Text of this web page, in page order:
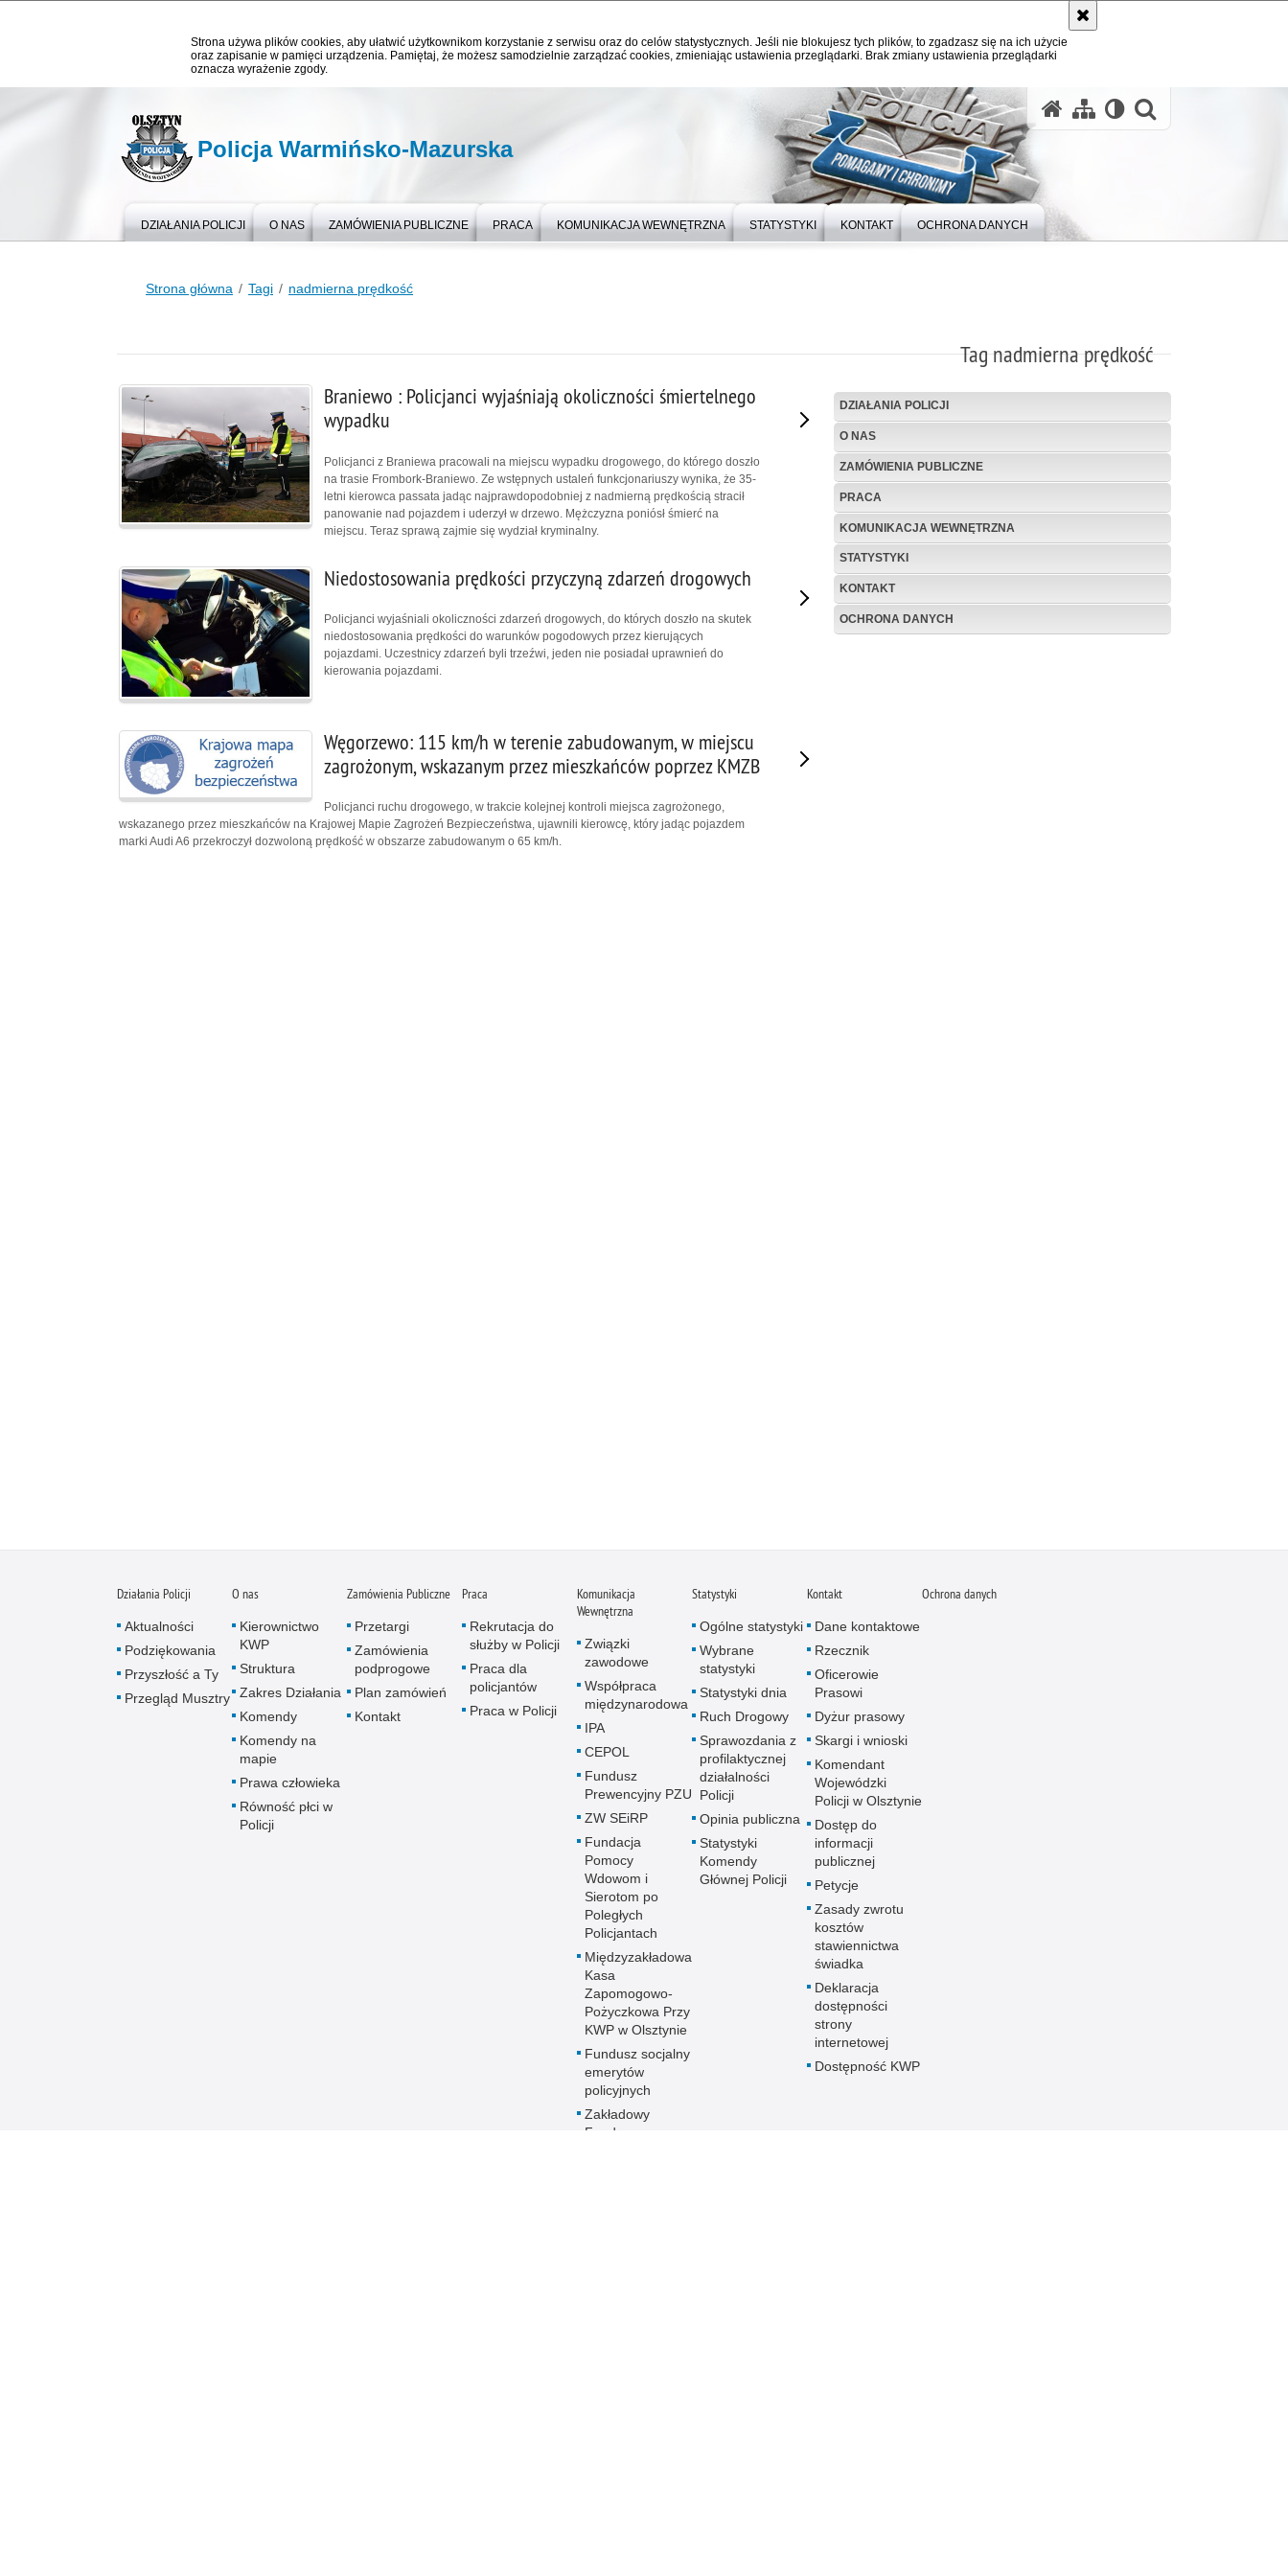
Strona używa plików cookies, aby ułatwić użytkownikom korzystanie z serwisu oraz do celów statystycznych. Jeśli nie blokujesz tych plików, to zgadzasz się na ich użycie
oraz zapisanie w pamięci urządzenia. Pamiętaj, że możesz samodzielnie zarządzać cookies, zmieniając ustawienia przeglądarki. Brak zmiany ustawienia przeglądarki
oznacza wyrażenie zgody.
Policja Warmińsko-Mazurska
DZIAŁANIA POLICJI O NAS ZAMÓWIENIA PUBLICZNE PRACA KOMUNIKACJA WEWNĘTRZNA STATYSTYKI KONTAKT OCHRONA DANYCH
Strona główna Tagi nadmierna prędkość
Tag nadmierna prędkość
DZIAŁANIA POLICJI
O NAS
ZAMÓWIENIA PUBLICZNE
PRACA
KOMUNIKACJA WEWNĘTRZNA
STATYSTYKI
KONTAKT
OCHRONA DANYCH
Braniewo : Policjanci wyjaśniają okoliczności śmiertelnego
wypadku
Policjanci z Braniewa pracowali na miejscu wypadku drogowego, do którego doszło
na trasie Frombork-Braniewo. Ze wstępnych ustaleń funkcjonariuszy wynika, że 35-
letni kierowca passata jadąc najprawdopodobniej z nadmierną prędkością stracił
panowanie nad pojazdem i uderzył w drzewo. Mężczyzna poniósł śmierć na
miejscu. Teraz sprawą zajmie się wydział kryminalny.
Niedostosowania prędkości przyczyną zdarzeń drogowych
Policjanci wyjaśniali okoliczności zdarzeń drogowych, do których doszło na skutek
niedostosowania prędkości do warunków pogodowych przez kierujących
pojazdami. Uczestnicy zdarzeń byli trzeźwi, jeden nie posiadał uprawnień do
kierowania pojazdami.
Węgorzewo: 115 km/h w terenie zabudowanym, w miejscu
zagrożonym, wskazanym przez mieszkańców poprzez KMZB
Policjanci ruchu drogowego, w trakcie kolejnej kontroli miejsca zagrożonego,
wskazanego przez mieszkańców na Krajowej Mapie Zagrożeń Bezpieczeństwa, ujawnili kierowcę, który jadąc pojazdem
marki Audi A6 przekroczył dozwoloną prędkość w obszarze zabudowanym o 65 km/h.
Działania Policji
Aktualności
Podziękowania
Przyszłość a Ty
Przegląd Musztry
O nas
Kierownictwo
KWP
Struktura
Zakres Działania
Komendy
Komendy na
mapie
Prawa człowieka
Równość płci w
Policji
Zamówienia Publiczne
Przetargi
Zamówienia
podprogowe
Plan zamówień
Kontakt
Praca
Rekrutacja do
służby w Policji
Praca dla
policjantów
Praca w Policji
Komunikacja
Wewnętrzna
Związki
zawodowe
Współpraca
międzynarodowa
IPA
CEPOL
Fundusz
Prewencyjny PZU
ZW SEiRP
Fundacja
Pomocy
Wdowom i
Sierotom po
Poległych
Policjantach
Międzyzakładowa
Kasa
Zapomogowo-
Pożyczkowa Przy
KWP w Olsztynie
Fundusz socjalny
emerytów
policyjnych
Zakładowy
Fundusz
Statystyki
Ogólne statystyki
Wybrane
statystyki
Statystyki dnia
Ruch Drogowy
Sprawozdania z
profilaktycznej
działalności
Policji
Opinia publiczna
Statystyki
Komendy
Głównej Policji
Kontakt
Dane kontaktowe
Rzecznik
Oficerowie
Prasowi
Dyżur prasowy
Skargi i wnioski
Komendant
Wojewódzki
Policji w Olsztynie
Dostęp do
informacji
publicznej
Petycje
Zasady zwrotu
kosztów
stawiennictwa
świadka
Deklaracja
dostępności
strony
internetowej
Dostępność KWP
Ochrona danych